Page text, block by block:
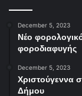
December 5, 2023
Νέο
φοροδιαφυγής
December 5, 2023
Χριστούγεννα
Δήμου